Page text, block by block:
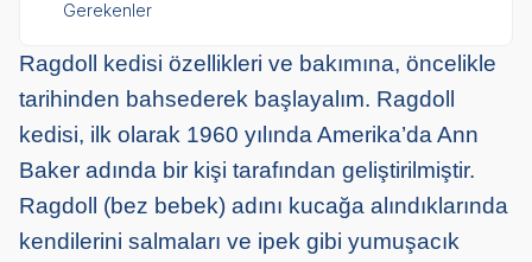
Gerekenler
Ragdoll kedisi özellikleri ve bakımına, öncelikle
tarihinden bahsederek başlayalım. Ragdoll
kedisi, ilk olarak 1960 yılında Amerika’da Ann
Baker adında bir kişi tarafından geliştirilmiştir.
Ragdoll (bez bebek) adını kucağa alındıklarında
kendilerini salmaları ve ipek gibi yumuşacık